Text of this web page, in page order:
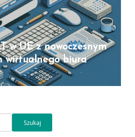
w UE z nowoczesnym
wirtualnego biura
Szukaj